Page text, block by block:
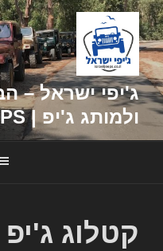
דילוג
לתוכן
ג'יפי ישראל –
ולמותג ג'יפ | ISRAEL JEEPS
קטלוג ג'יפ